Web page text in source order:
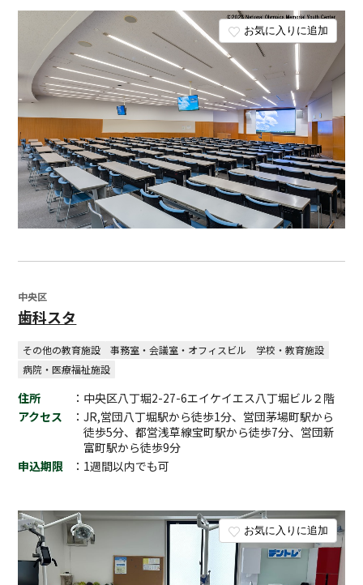
お気に入りに追加
お気に入りに追加
中央区
歯科スタ
その他の教育施設 事務室・会議室・オフィスビル
学校・教育施設
病院・医療福祉施設
住所
：中央区八丁堀2-27-6エイケイエス八丁堀ビル２階
アクセス
：JR,営団八丁堀駅から徒歩1分、営団茅場町駅から
徒歩5分、都営浅草線宝町駅から徒歩7分、営団新
富町駅から徒歩9分
申込期限
：1週間以内でも可